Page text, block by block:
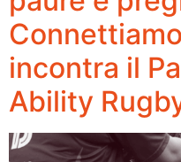
incontra il
Ability